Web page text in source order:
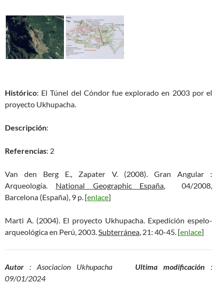
Histórico: El Túnel del Cóndor fue explorado en 2003 por el
proyecto Ukhupacha.
Descripción:
Referencias: 2
Van den Berg E., Zapater V. (2008). Gran Angular :
Arqueología. National Geographic España, 04/2008,
Barcelona (España), 9 p. [enlace]
Marti A. (2004). El proyecto Ukhupacha. Expedición espelo-
arqueológica en Perú, 2003.Subterránea, 21: 40-45. [enlace]
Autor : Asociacion Ukhupacha Ultima modificación :
09/01/2024